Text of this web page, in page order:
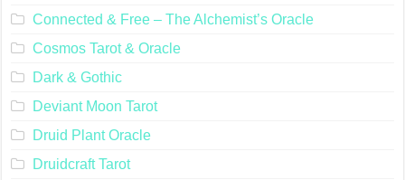
Connected & Free – The Alchemist’s Oracle
Cosmos Tarot & Oracle
Dark & Gothic
Deviant Moon Tarot
Druid Plant Oracle
Druidcraft Tarot